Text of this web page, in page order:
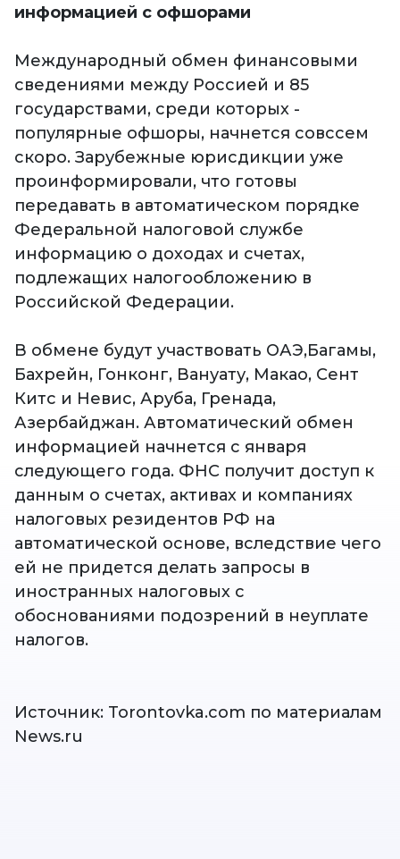
информацией с офшорами
Международный обмен финансовыми
сведениями между Россией и 85
государствами, среди которых -
популярные офшоры, начнется совссем
скоро. Зарубежные юрисдикции уже
проинформировали, что готовы
передавать в автоматическом порядке
Федеральной налоговой службе
информацию о доходах и счетах,
подлежащих налогообложению в
Российской Федерации.
В обмене будут участвовать ОАЭ,Багамы,
Бахрейн, Гонконг, Вануату, Макао, Сент
Китс и Невис, Аруба, Гренада,
Азербайджан. Автоматический обмен
информацией начнется с января
следующего года. ФНС получит доступ к
данным о счетах, активах и компаниях
налоговых резидентов РФ на
автоматической основе, вследствие чего
ей не придется делать запросы в
иностранных налоговых с
обоснованиями подозрений в неуплате
налогов.
Источник: Torontovka.com по материалам
News.ru